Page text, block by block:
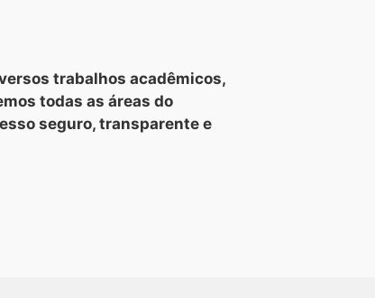
trabalhos acadêmicos,
todas as áreas do
seguro, transparente e